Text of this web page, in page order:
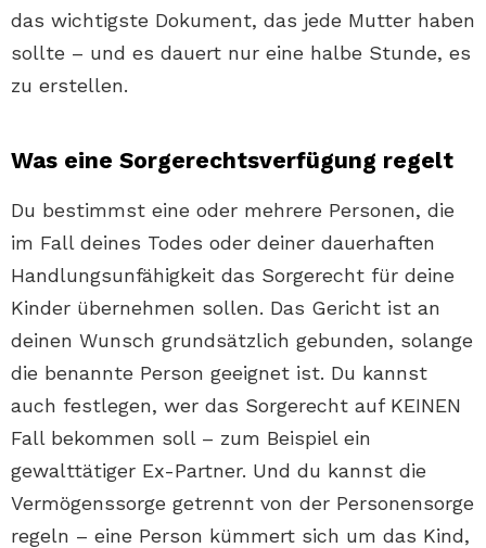
das wichtigste Dokument, das jede Mutter haben
sollte – und es dauert nur eine halbe Stunde, es
zu erstellen.
Was eine Sorgerechtsverfügung regelt
Du bestimmst eine oder mehrere Personen, die
im Fall deines Todes oder deiner dauerhaften
Handlungsunfähigkeit das Sorgerecht für deine
Kinder übernehmen sollen. Das Gericht ist an
deinen Wunsch grundsätzlich gebunden, solange
die benannte Person geeignet ist. Du kannst
auch festlegen, wer das Sorgerecht auf KEINEN
Fall bekommen soll – zum Beispiel ein
gewalttätiger Ex-Partner. Und du kannst die
Vermögenssorge getrennt von der Personensorge
regeln – eine Person kümmert sich um das Kind,